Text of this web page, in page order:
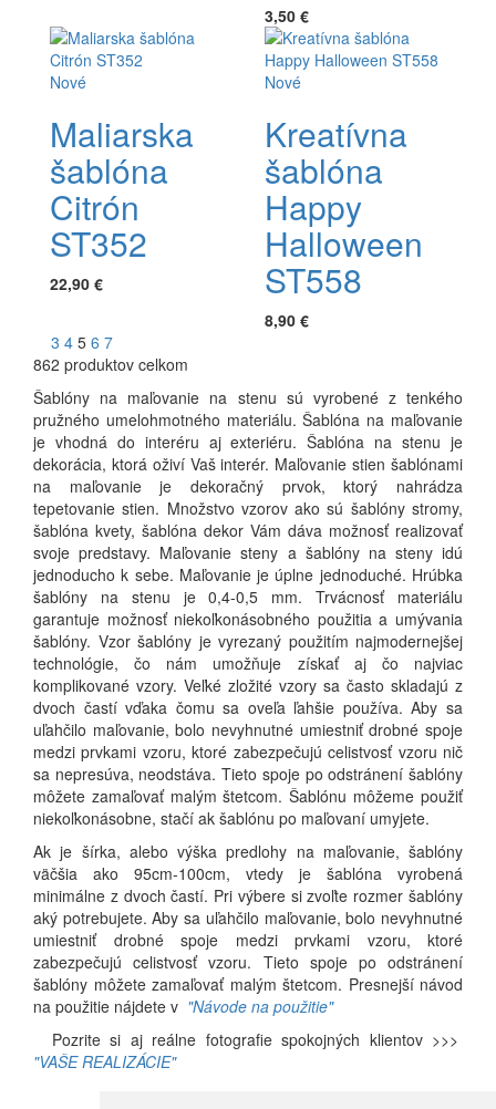
3,50 €
Nové
Maliarska
šablóna
Citrón
ST352
22,90 €
Nové
Kreatívna
šablóna
Happy
Halloween
ST558
8,90 €
3 4 5 6 7
862 produktov celkom
Šablóny na maľovanie na stenu sú vyrobené z tenkého
pružného umelohmotného materiálu. Šablóna na maľovanie
je vhodná do interéru aj exteriéru. Šablóna na stenu je
dekorácia, ktorá oživí Vaš interér. Maľovanie stien šablónami
na maľovanie je dekoračný prvok, ktorý nahrádza
tepetovanie stien. Množstvo vzorov ako sú šablóny stromy,
šablóna kvety, šablóna dekor Vám dáva možnosť realizovať
svoje predstavy. Maľovanie steny a šablóny na steny idú
jednoducho k sebe. Maľovanie je úplne jednoduché. Hrúbka
šablóny na stenu je 0,4-0,5 mm. Trvácnosť materiálu
garantuje možnosť niekoľkonásobného použitia a umývania
šablóny. Vzor šablóny je vyrezaný použitím najmodernejšej
technológie, čo nám umožňuje získať aj čo najviac
komplikované vzory. Veľké zložité vzory sa často skladajú z
dvoch častí vďaka čomu sa oveľa ľahšie používa. Aby sa
uľahčilo maľovanie, bolo nevyhnutné umiestniť drobné spoje
medzi prvkami vzoru, ktoré zabezpečujú celistvosť vzoru nič
sa nepresúva, neodstáva. Tieto spoje po odstránení šablóny
môžete zamaľovať malým štetcom. Šablónu môžeme použiť
niekoľkonásobne, stačí ak šablónu po maľovaní umyjete.
Ak je šírka, alebo výška predlohy na maľovanie, šablóny
väčšia ako 95cm-100cm, vtedy je šablóna vyrobená
minimálne z dvoch častí. Pri výbere si zvoľte rozmer šablóny
aký potrebujete. Aby sa uľahčilo maľovanie, bolo nevyhnutné
umiestniť drobné spoje medzi prvkami vzoru, ktoré
zabezpečujú celistvosť vzoru. Tieto spoje po odstránení
šablóny môžete zamaľovať malým štetcom. Presnejší návod
na použitie nájdete v "Návode na použitie"
Pozrite si aj reálne fotografie spokojných klientov >>>
"VAŠE REALIZÁCIE"